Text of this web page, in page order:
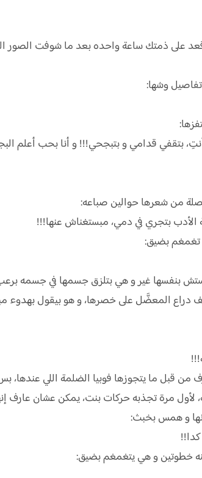
على ذمتك ساعة واحده بعد ما شوفت
وشها:
بتقفي قدامي و بتبجحي!!! و أنا بحب أعلم
من شعرها حوالين صباعه:
بتجري في دمي، مبستغناش عنها!!!
بضيق:
بنفسها غير و هي بتلزق جسمها في جسمه
دراع المعضَّل على خصرها، و هو بيقول بهدوء
قبل ما يتجوزها فوبيا الضلمة اللي عندها،
مرة تجذبه حركات بنت، يمكن عشان عارف
و همس بخبث:
خطوتين و هي يتغمغم بضيق: